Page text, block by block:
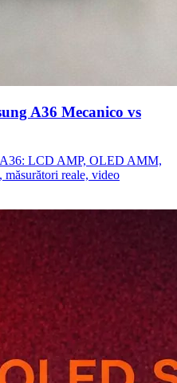
A36 Mecanico vs
A36: LCD AMP, OLED AMM,
reale, video